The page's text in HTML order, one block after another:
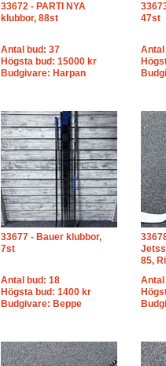
33672 - PARTI NYA
klubbor, 88st
Antal bud: 37
Högsta bud: 15000 kr
Budgivare: Harpan
47st
Antal
33677 - Bauer klubbor,
7st
Antal bud: 18
Högsta bud: 1400 kr
Budgivare: Beppe
85,
Antal